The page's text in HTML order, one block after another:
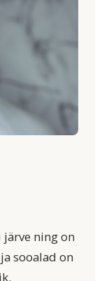
järve ning on
sooalad on